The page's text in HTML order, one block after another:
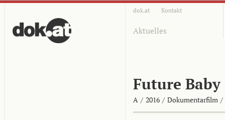
dok.at Kontakt
Aktuelles
Future Baby
A / 2016 / Dokumentarfilm /